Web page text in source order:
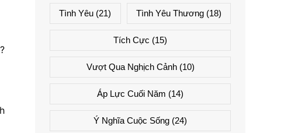
Tình Yêu (21) Tình Yêu Thương(18)
Tích Cực (15)
Vượt Qua Nghịch Cảnh(10)
Áp Lực Cuối Năm (14)
Ý Nghĩa Cuộc Sống (24)